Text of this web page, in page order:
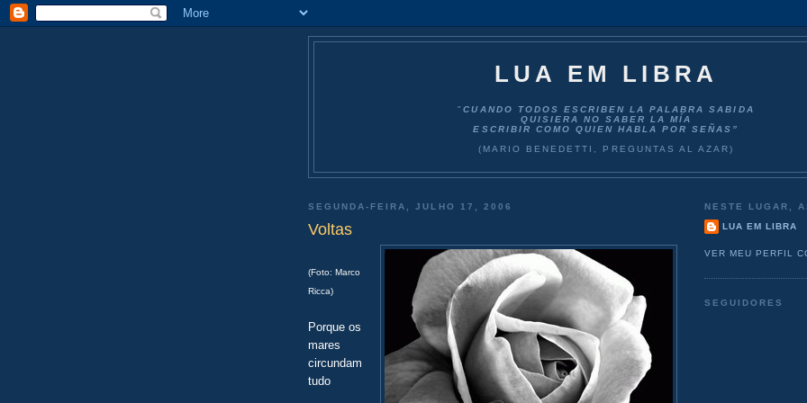
LUA EM LIBRA
"CUANDO TODOS ESCRIBEN LA PALABRA SABIDA
QUISIERA NO SABER LA MÍA
ESCRIBIR COMO QUIEN HABLA POR SEÑAS”
(MARIO BENEDETTI, PREGUNTAS AL AZAR)
SEGUNDA-FEIRA, JULHO 17, 2006
Voltas
(Foto: Marco
Ricca)
Porque os
mares
circundam
tudo
NESTE LUGAR,
LUA EM LIBRA
VER MEU PERFIL
SEGUIDORES